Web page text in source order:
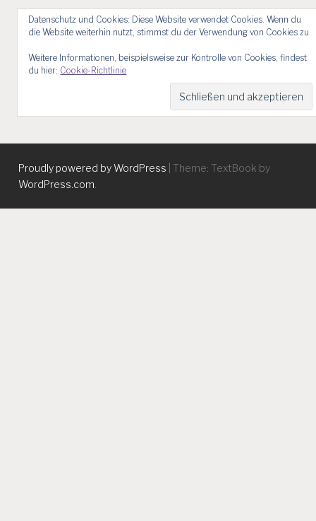
Datenschutz und Cookies: Diese Website verwendet Cookies. Wenn du
die Website weiterhin nutzt, stimmst du der Verwendung von Cookies zu.
Weitere Informationen, beispielsweise zur Kontrolle von Cookies, findest
du hier: Cookie-Richtlinie
Proudly powered by WordPress
Theme: TextBook by
WordPress.com